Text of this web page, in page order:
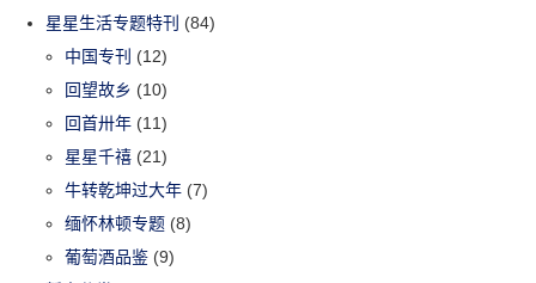
星星生活专题特刊 (84)
中国专刊 (12)
回望故乡 (10)
回首卅年 (11)
星星千禧 (21)
牛转乾坤过大年 (7)
缅怀林顿专题 (8)
葡萄酒品鉴 (9)